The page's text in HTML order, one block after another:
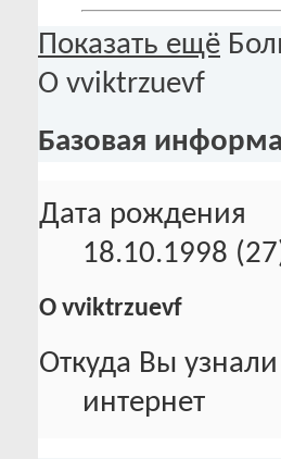
Показать ещё
О vviktrzuevf
Базовая
Дата рождения
18.10.1998
О vviktrzuevf
Откуда Вы
интернет